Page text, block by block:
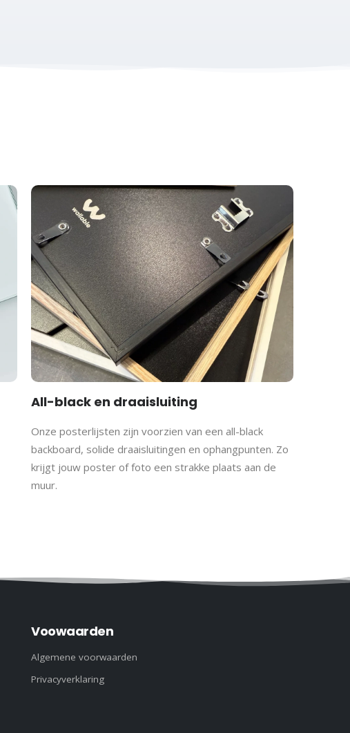
All-black en draaisluiting
Onze posterlijsten zijn voorzien van een all-black
backboard, solide draaisluitingen en ophangpunten. Zo
krijgt jouw poster of foto een strakke plaats aan de
muur.
Voowaarden
Algemene voorwaarden
Privacyverklaring